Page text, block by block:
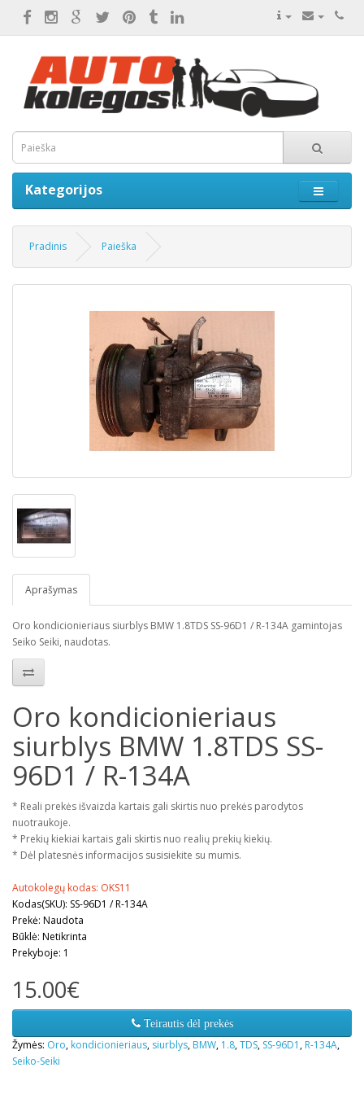
Kategorijos
Pradinis Paieška
Aprašymas
Oro kondicionieriaus siurblys BMW 1.8TDS SS-96D1 / R-134A gamintojas
Seiko Seiki, naudotas.
Oro kondicionieriaus
siurblys BMW 1.8TDS SS-
96D1 / R-134A
* Reali prekės išvaizda kartais gali skirtis nuo prekės parodytos
nuotraukoje.
* Prekių kiekiai kartais gali skirtis nuo realių prekių kiekių.
* Dėl platesnės informacijos susisiekite su mumis.
Autokolegų kodas: OKS11
Kodas(SKU): SS-96D1 / R-134A
Prekė: Naudota
Būklė: Netikrinta
Prekyboje: 1
15.00€
Teirautis dėl prekės
Žymės: Oro, kondicionieriaus, siurblys, BMW, 1.8,TDS, SS-96D1 , R-134A,
Seiko-Seiki